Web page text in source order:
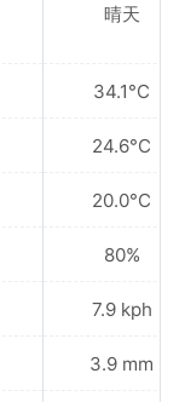
晴天
34.1°C
24.6°C
20.0°C
80%
7.9 kph
3.9 mm